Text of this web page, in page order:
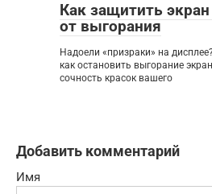
Как защитить
от выгорания
Надоели «призраки» на
как остановить выгорание
сочность красок вашего
Добавить комментарий
Имя